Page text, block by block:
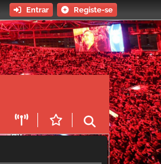
Entrar Registe-se